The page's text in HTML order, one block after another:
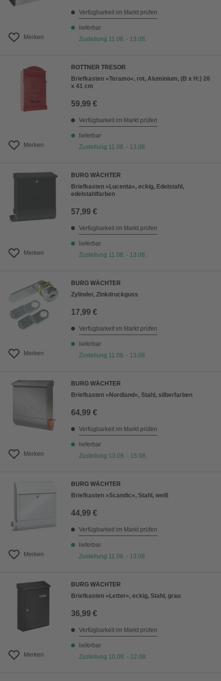
Merken
Verfügbarkeit im Markt prüfen
lieferbar
Zustellung 11.08. - 13.08.
Merken
ROTTNER TRESOR
Briefkasten »Teramo«, rot, Aluminium, (B x H:) 26
x 41 cm
59,99 €
Verfügbarkeit im Markt prüfen
lieferbar
Zustellung 11.08. - 13.08.
Merken
BURG WÄCHTER
Briefkasten »Lucenta«, eckig, Edelstahl,
edelstahlfarben
57,99 €
Verfügbarkeit im Markt prüfen
lieferbar
Zustellung 11.08. - 13.08.
Merken
BURG WÄCHTER
Zylinder, Zinkdruckguss
17,99 €
Verfügbarkeit im Markt prüfen
lieferbar
Zustellung 11.08. - 13.08.
Merken
BURG WÄCHTER
Briefkasten »Nordland«, Stahl, silberfarben
64,99 €
Verfügbarkeit im Markt prüfen
lieferbar
Zustellung 13.08. - 15.08.
Merken
BURG WÄCHTER
Briefkasten »Scandic«, Stahl, weiß
44,99 €
Verfügbarkeit im Markt prüfen
lieferbar
Zustellung 11.08. - 13.08.
Merken
BURG WÄCHTER
Briefkasten »Letter«, eckig, Stahl, grau
36,99 €
Verfügbarkeit im Markt prüfen
lieferbar
Zustellung 10.08. - 12.08.